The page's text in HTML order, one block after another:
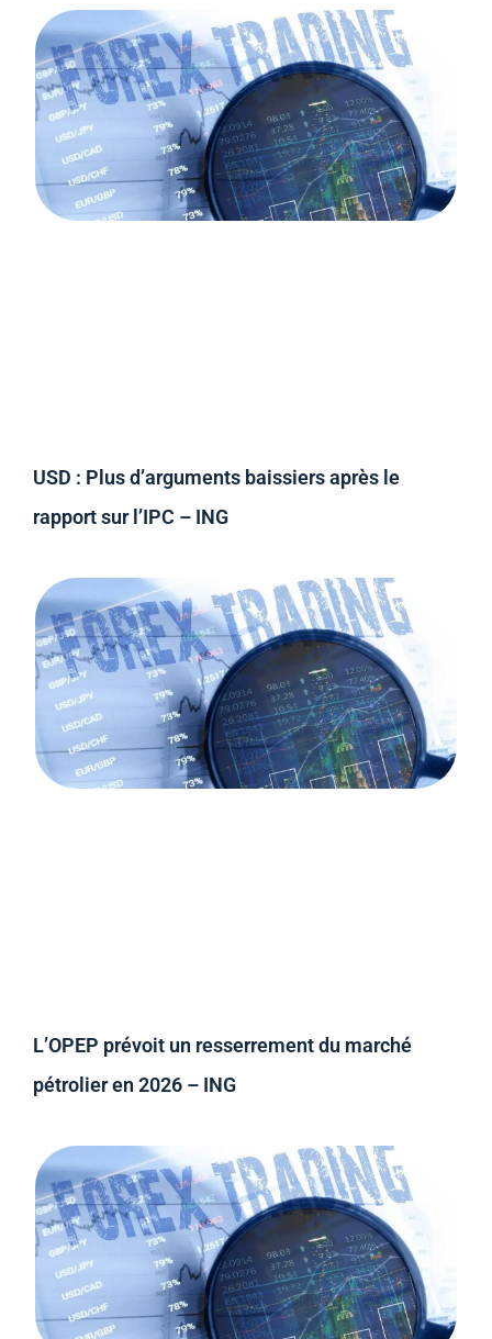
USD : Plus d’arguments baissiers après le
rapport sur l’IPC – ING
L’OPEP prévoit un resserrement du marché
pétrolier en 2026 – ING